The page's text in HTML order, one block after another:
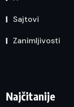
Sajtovi
Zanimljivosti
Najčitanije